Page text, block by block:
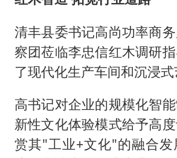
清丰县委书记高尚功率商
察团莅临李忠信红木调研
了现代化生产车间和沉浸式
高书记对企业的规模化智
新性文化体验模式给予高
赏其"工业+文化"的融合发